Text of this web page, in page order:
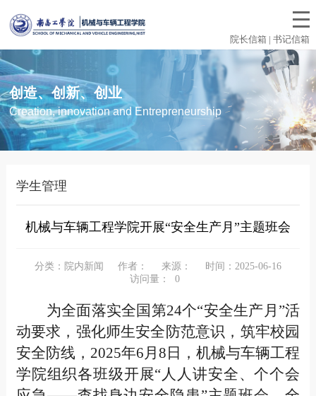
院长信箱 | 书记信箱
创造、创新、创业
Creation, innovation and Entrepreneurship
学生管理
机械与车辆工程学院开展“安全生产月”主题班会
分类：院内新闻 作者： 来源：
时间：2025-06-16
访问量：
0
为全面落实全国第24个“安全生产月”活
动要求，强化师生安全防范意识，筑牢校园
安全防线，2025年6月8日，机械与车辆工程
学院组织各班级开展“人人讲安全、个个会